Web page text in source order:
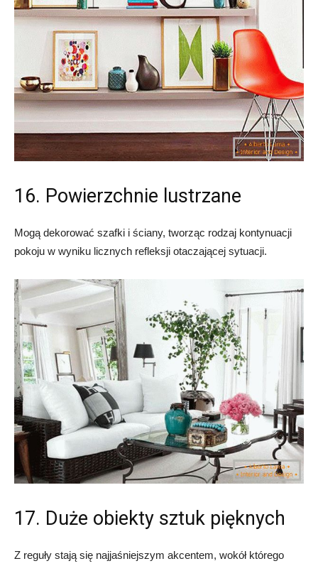
16. Powierzchnie lustrzane
Mogą dekorować szafki i ściany, tworząc rodzaj kontynuacji
pokoju w wyniku licznych refleksji otaczającej sytuacji.
17. Duże obiekty sztuk pięknych
Z reguły stają się najjaśniejszym akcentem, wokół którego